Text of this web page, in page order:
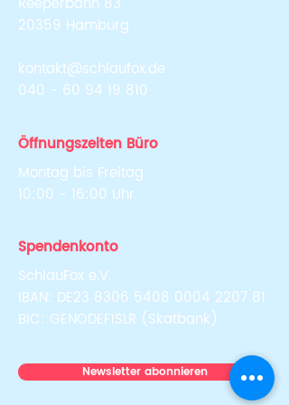
20359 Hamburg
kontakt@schlaufox.de
040 - 60 94 19 810
Öffnungszeiten Büro
Montag bis Freitag
10:00 - 16:00 Uhr
Spendenkonto
SchlauFox e.V.
IBAN: DE23 8306 5408 0004 2207 81
BIC: GENODEF1SLR (Skatbank)
Newsletter abonnieren